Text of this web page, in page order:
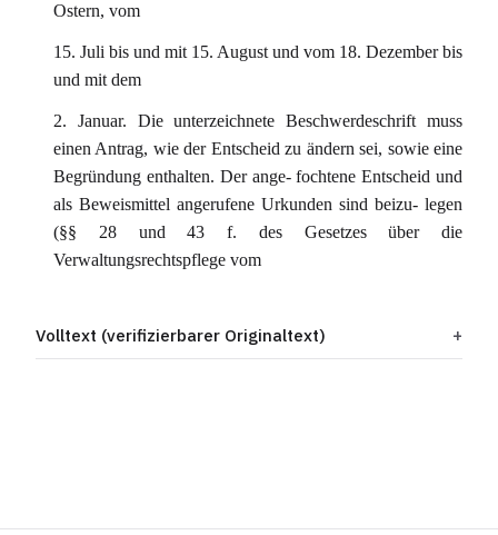
Ostern, vom
15. Juli bis und mit 15. August und vom 18. Dezember bis
und mit dem
2. Januar. Die unterzeichnete Beschwerdeschrift muss
einen Antrag, wie der Entscheid zu ändern sei, sowie eine
Begründung enthalten. Der ange- fochtene Entscheid und
als Beweismittel angerufene Urkunden sind beizu- legen
(§§ 28 und 43 f. des Gesetzes über die
Verwaltungsrechtspflege vom
Volltext (verifizierbarer Originaltext)